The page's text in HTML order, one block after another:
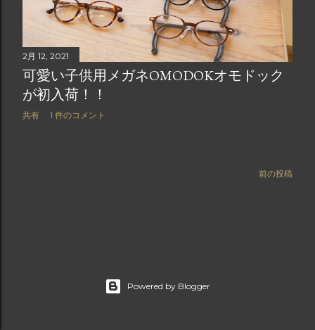
2月 12, 2021
可愛い子供用メガネOMODOKオモドック
が初入荷！！
共有 1 件のコメント
前の投稿
Powered by Blogger